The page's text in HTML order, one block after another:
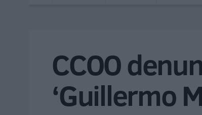
CCOO
‘Guillermo